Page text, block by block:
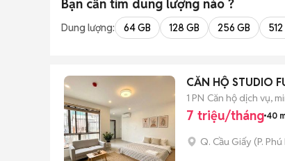
Bạn cần tìm dung lượng nào ?
Dung lượng: 64 GB 128 GB 256 GB
CĂN HỘ STUDIO
1 PN Căn hộ dịch vụ,
7 triệu/tháng 40
Q. Cầu Giấy (P.